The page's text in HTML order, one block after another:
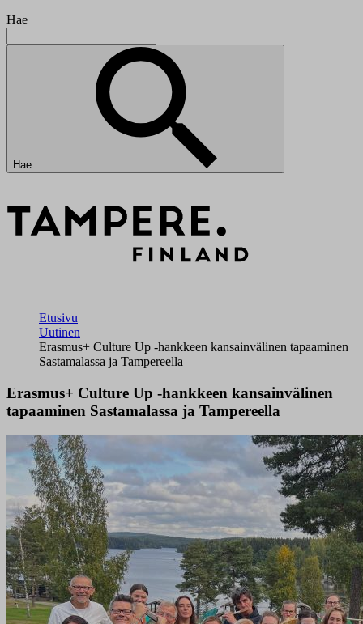
Hae
Hae
Etusivu
Uutinen
Erasmus+ Culture Up -hankkeen kansainvälinen tapaaminen
Sastamalassa ja Tampereella
Erasmus+ Culture Up -hankkeen kansainvälinen
tapaaminen Sastamalassa ja Tampereella